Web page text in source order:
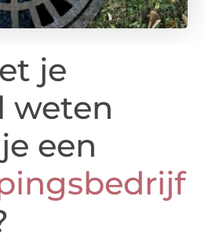
je
weten
een